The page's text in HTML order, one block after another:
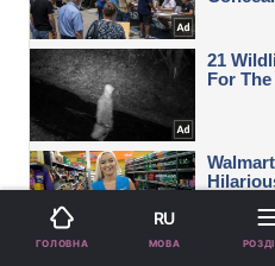
ГОЛОВНА
RU
МОВА